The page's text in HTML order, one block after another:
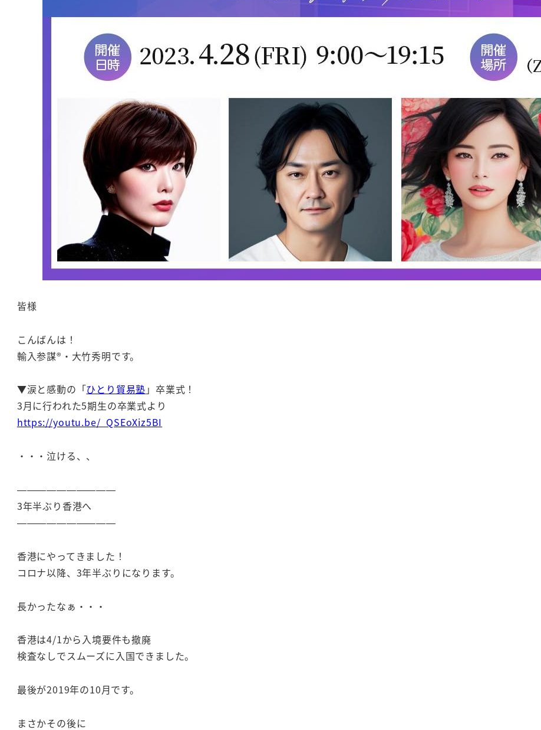
皆様
こんばんは！
輸入参謀®・大竹秀明です。
▼涙と感動の「ひとり貿易塾 」卒業式！
3月に行われた5期生の卒業式より
https://youtu.be/_QSEoXiz5BI
・・・泣ける、、
——————————
3年半ぶり香港へ
——————————
香港にやってきました！
コロナ以降、3年半ぶりになります。
長かったなぁ・・・
香港は4/1から入境要件も撤廃
検査なしでスムーズに入国できました。
最後が2019年の10月です。
まさかその後に